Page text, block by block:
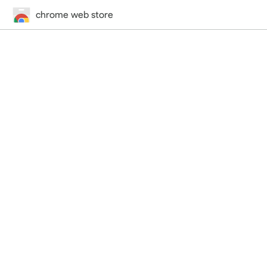
chrome web store